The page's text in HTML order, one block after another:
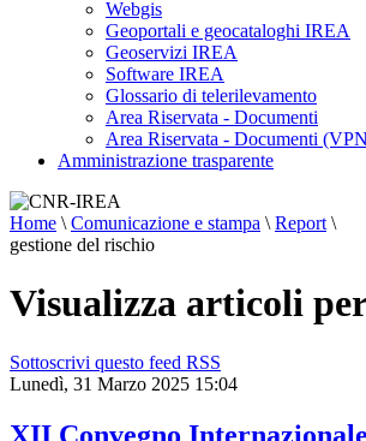
Webgis
Geoportali e geocataloghi IREA
Geoservizi IREA
Software IREA
Glossario di telerilevamento
Area Riservata - Documenti
Area Riservata - Documenti
Amministrazione trasparente
Home \ Comunicazione e stampa \ Report \
gestione del rischio
Visualizza articoli
Sottoscrivi questo feed RSS
Lunedì, 31 Marzo 2025 15:04
XII Convegno